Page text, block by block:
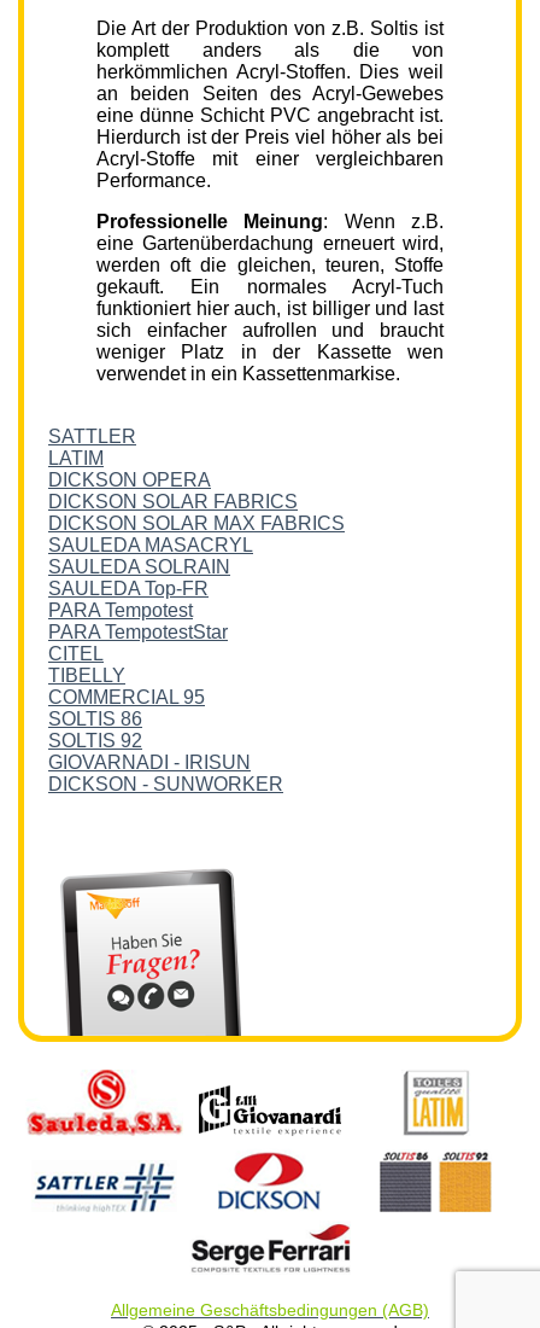
Die Art der Produktion von z.B. Soltis ist
komplett anders als die von
herkömmlichen Acryl-Stoffen. Dies weil
an beiden Seiten des Acryl-Gewebes
eine dünne Schicht PVC angebracht ist.
Hierdurch ist der Preis viel höher als bei
Acryl-Stoffe mit einer vergleichbaren
Performance.
Professionelle Meinung: Wenn z.B.
eine Gartenüberdachung erneuert wird,
werden oft die gleichen, teuren, Stoffe
gekauft. Ein normales Acryl-Tuch
funktioniert hier auch, ist billiger und last
sich einfacher aufrollen und braucht
weniger Platz in der Kassette wen
verwendet in ein Kassettenmarkise.
SATTLER
LATIM
DICKSON OPERA
DICKSON SOLAR FABRICS
DICKSON SOLAR MAX FABRICS
SAULEDA MASACRYL
SAULEDA SOLRAIN
SAULEDA Top-FR
PARA Tempotest
PARA TempotestStar
CITEL
TIBELLY
COMMERCIAL 95
SOLTIS 86
SOLTIS 92
GIOVARNADI - IRISUN
DICKSON - SUNWORKER
Allgemeine Geschäftsbedingungen (AGB)